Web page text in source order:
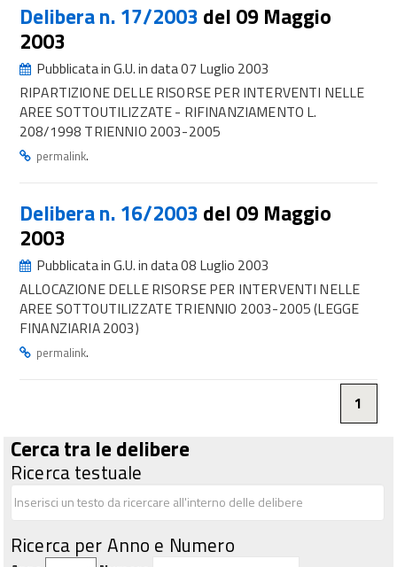
Delibera n. 17/2003 del 09 Maggio
2003
Pubblicata in G.U. in data 07 Luglio 2003
RIPARTIZIONE DELLE RISORSE PER INTERVENTI NELLE
AREE SOTTOUTILIZZATE - RIFINANZIAMENTO L.
208/1998 TRIENNIO 2003-2005
permalink.
Delibera n. 16/2003 del 09 Maggio
2003
Pubblicata in G.U. in data 08 Luglio 2003
ALLOCAZIONE DELLE RISORSE PER INTERVENTI NELLE
AREE SOTTOUTILIZZATE TRIENNIO 2003-2005 (LEGGE
FINANZIARIA 2003)
permalink.
1
Cerca tra le delibere
Ricerca testuale
Ricerca per Anno e Numero